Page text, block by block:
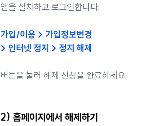
앱을 설치하고 로그인합니다.
가입/이용 > 가입정보변경
> 인터넷 정지 > 정지 해제
버튼을 눌러 해제 신청을 완료하세요.
2) 홈페이지에서 해제하기